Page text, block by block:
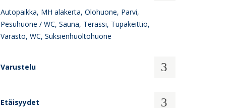
Autopaikka, MH alakerta, Olohuone, Parvi,
Pesuhuone / WC, Sauna, Terassi, Tupakeittiö,
Varasto, WC, Suksienhuoltohuone
Varustelu
Etäisyydet